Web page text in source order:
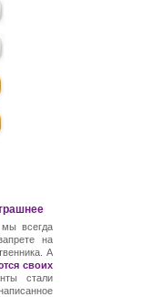
всегда
на
А
своих
стали